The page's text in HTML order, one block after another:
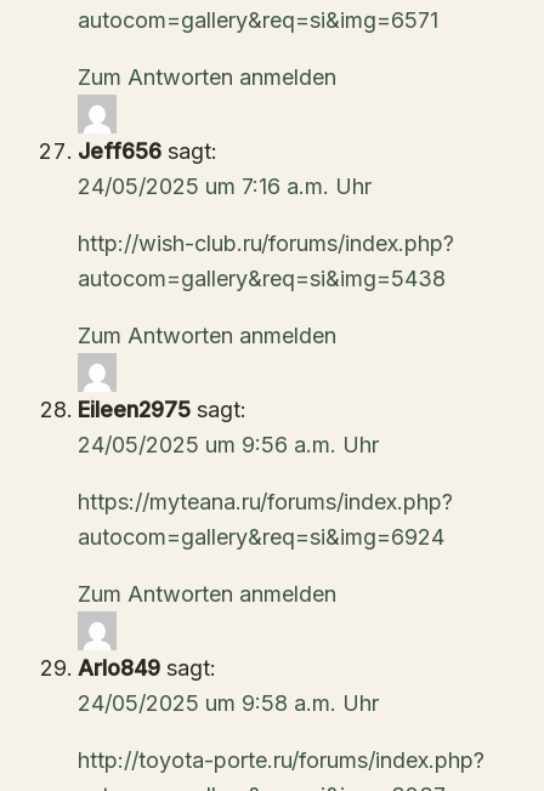
autocom=gallery&req=si&img=6571
Zum Antworten anmelden
Jeff656 sagt:
24/05/2025 um 7:16 a.m. Uhr
http://wish-club.ru/forums/index.php?
autocom=gallery&req=si&img=5438
Zum Antworten anmelden
Eileen2975 sagt:
24/05/2025 um 9:56 a.m. Uhr
https://myteana.ru/forums/index.php?
autocom=gallery&req=si&img=6924
Zum Antworten anmelden
Arlo849 sagt:
24/05/2025 um 9:58 a.m. Uhr
http://toyota-porte.ru/forums/index.php?